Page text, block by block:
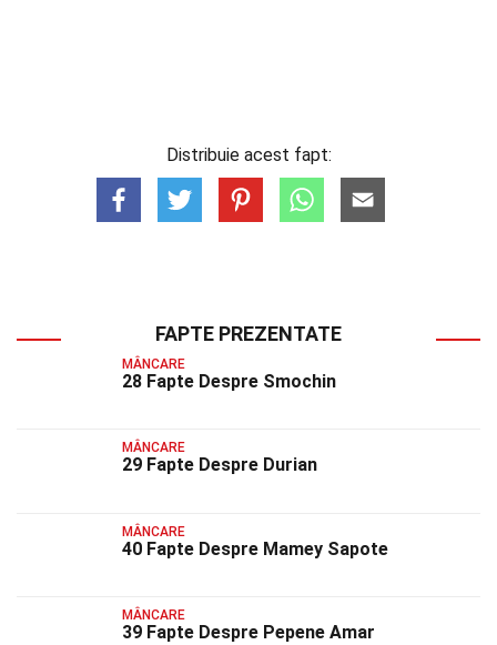
Distribuie acest fapt:
FAPTE PREZENTATE
MÂNCARE
28 Fapte Despre Smochin
MÂNCARE
29 Fapte Despre Durian
MÂNCARE
40 Fapte Despre Mamey Sapote
MÂNCARE
39 Fapte Despre Pepene Amar